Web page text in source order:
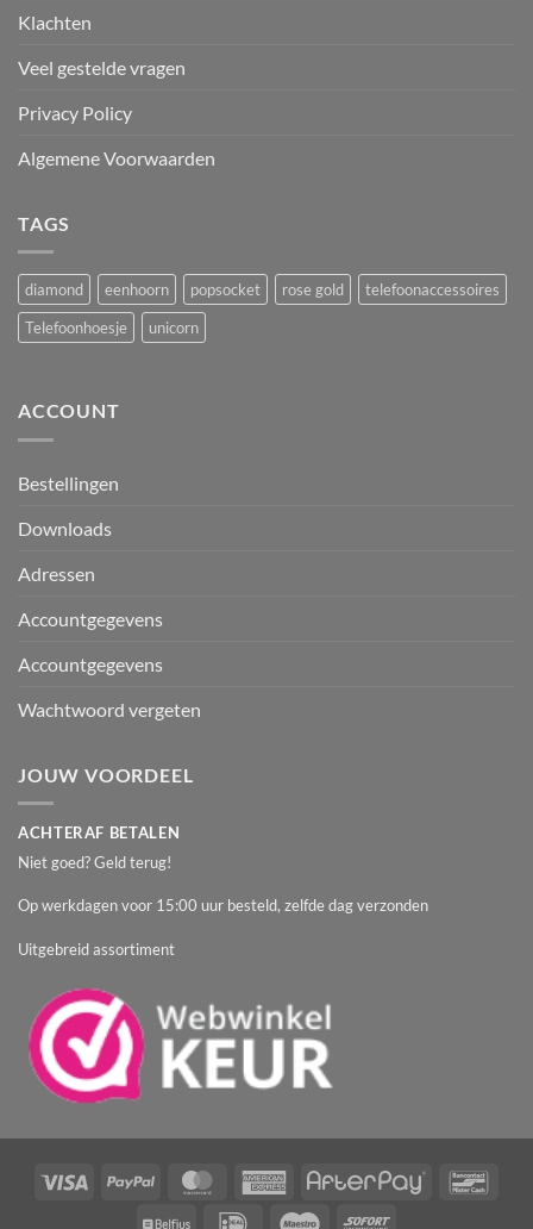
Klachten
Veel gestelde vragen
Privacy Policy
Algemene Voorwaarden
TAGS
diamond eenhoorn popsocket rose gold
telefoonaccessoires
Telefoonhoesje
unicorn
ACCOUNT
Bestellingen
Downloads
Adressen
Accountgegevens
Accountgegevens
Wachtwoord vergeten
JOUW VOORDEEL
ACHTERAF BETALEN
Niet goed? Geld terug!
Op werkdagen voor 15:00 uur besteld, zelfde dag verzonden
Uitgebreid assortiment
Visa PayPal MasterCardAmerican
AfterPay
Belfius IDeal Maestro Sofort